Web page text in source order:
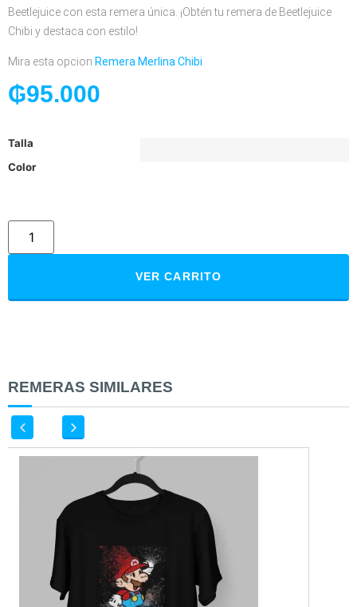
Beetlejuice con esta remera única. ¡Obtén tu remera de Beetlejuice
Chibi y destaca con estilo!
Mira esta opcion Remera Merlina Chibi
₲95.000
Talla
Color
VER CARRITO
REMERAS SIMILARES